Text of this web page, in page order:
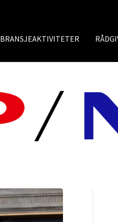
BRANSJEAKTIVITETER